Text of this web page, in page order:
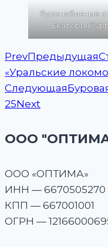
буронабивные
Екатеринбург
PrevПредыдущая
«Уральские
Следующая
25Next
ООО
OOO «ОПТИМА»
ИНН — 6670505270
КПП — 667001001
ОГРН —